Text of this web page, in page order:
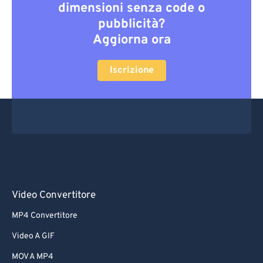
dimensioni senza code o
pubblicità?
Aggiorna ora
Iscrizione
Video Convertitore
MP4 Convertitore
Video A GIF
MOV A MP4